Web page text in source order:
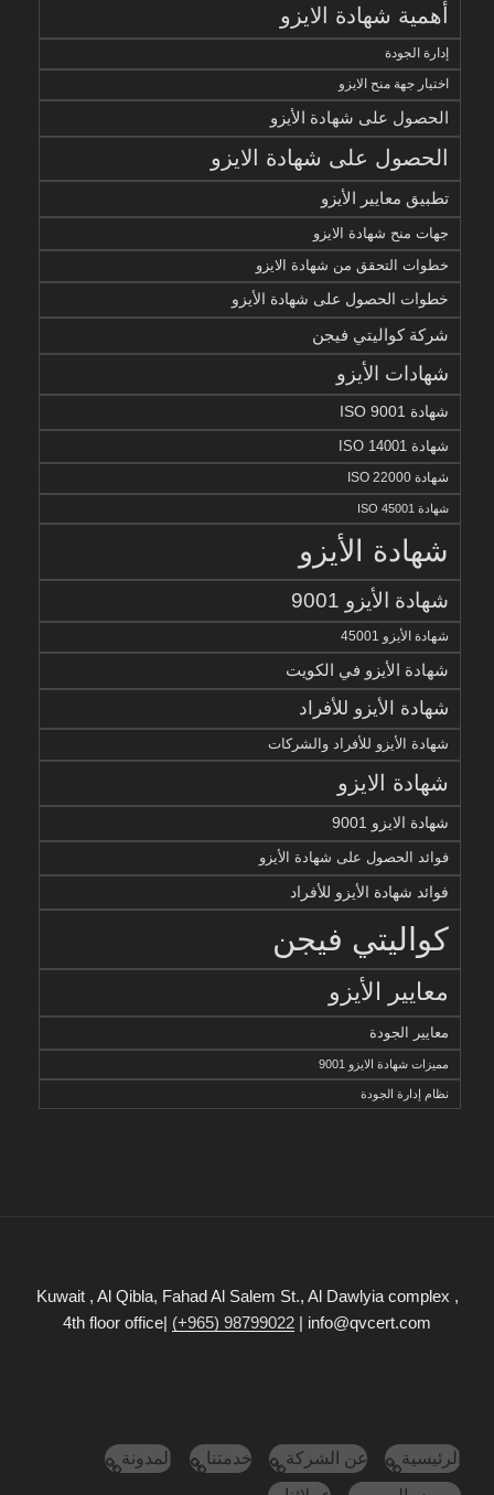
أهمية شهادة الايزو
إدارة الجودة
اختيار جهة منح الايزو
الحصول على شهادة الأيزو
الحصول على شهادة الايزو
تطبيق معايير الأيزو
جهات منح شهادة الايزو
خطوات التحقق من شهادة الايزو
خطوات الحصول على شهادة الأيزو
شركة كواليتي فيجن
شهادات الأيزو
شهادة ISO 9001
شهادة ISO 14001
شهادة ISO 22000
شهادة ISO 45001
شهادة الأيزو
شهادة الأيزو 9001
شهادة الأيزو 45001
شهادة الأيزو في الكويت
شهادة الأيزو للأفراد
شهادة الأيزو للأفراد والشركات
شهادة الايزو
شهادة الايزو 9001
فوائد الحصول على شهادة الأيزو
فوائد شهادة الأيزو للأفراد
كواليتي فيجن
معايير الأيزو
معايير الجودة
مميزات شهادة الايزو 9001
نظام إدارة الجودة
Kuwait , Al Qibla, Fahad Al Salem St., Al Dawlyia complex ,
4th floor office| (+965) 98799022 | info@qvcert.com
الرئيسية عن الشركة خدمتنا
المدونة